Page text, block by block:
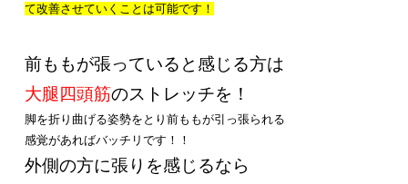
て改善させていくことは可能です！
前ももが張っていると感じる方は
大腿四頭筋のストレッチを！
脚を折り曲げる姿勢をとり前ももが引っ張られる
感覚があればバッチリです！！
外側の方に張りを感じるなら